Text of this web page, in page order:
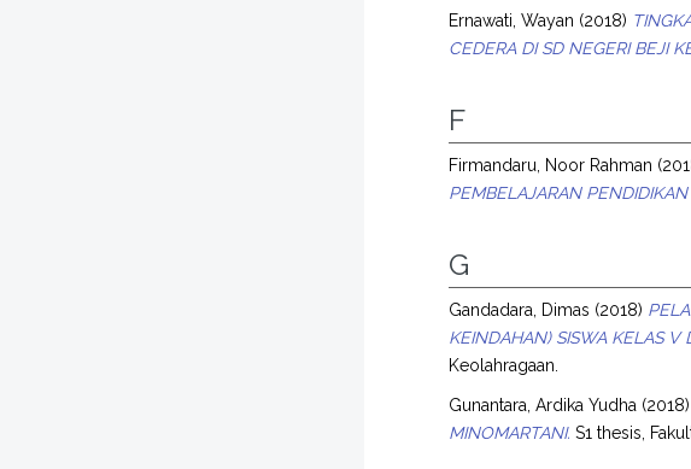
Ernawati, Wayan (2018)
CEDERA DI SD NEGERI BEJI
F
Firmandaru, Noor Rahman
PEMBELAJARAN
G
Gandadara, Dimas (2018)
KEINDAHAN) SISWA KELAS V
Keolahragaan.
Gunantara, Ardika Yudha (2018)
MINOMARTANI. S1 thesis,